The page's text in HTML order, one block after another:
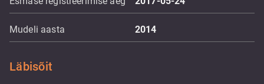
Mudeli aasta 2014
Läbisõit